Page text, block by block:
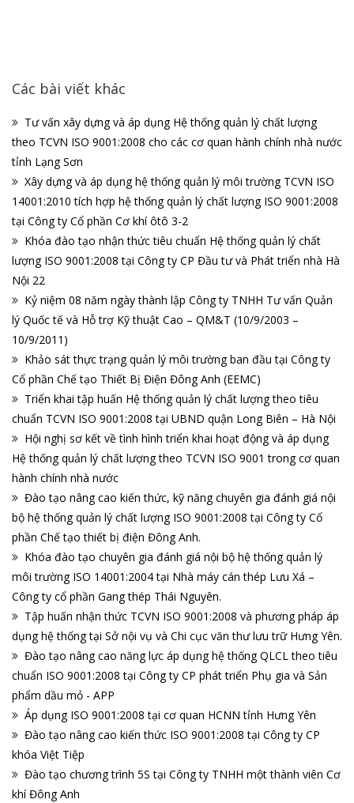
Các bài viết khác
Tư vấn xây dựng và áp dụng Hệ thống quản lý chất lượng
theo TCVN ISO 9001:2008 cho các cơ quan hành chính nhà nước
tỉnh Lạng Sơn
Xây dựng và áp dụng hệ thống quản lý môi trường TCVN ISO
14001:2010 tích hợp hệ thống quản lý chất lượng ISO 9001:2008
tại Công ty Cổ phần Cơ khí ôtô 3-2
Khóa đào tạo nhận thức tiêu chuẩn Hệ thống quản lý chất
lượng ISO 9001:2008 tại Công ty CP Đầu tư và Phát triển nhà Hà
Nội 22
Kỷ niệm 08 năm ngày thành lập Công ty TNHH Tư vấn Quản
lý Quốc tế và Hỗ trợ Kỹ thuật Cao – QM&T (10/9/2003 –
10/9/2011)
Khảo sát thực trạng quản lý môi trường ban đầu tại Công ty
Cổ phần Chế tạo Thiết Bị Điện Đông Anh (EEMC)
Triển khai tập huấn Hệ thống quản lý chất lượng theo tiêu
chuẩn TCVN ISO 9001:2008 tại UBND quận Long Biên – Hà Nội
Hội nghị sơ kết về tình hình triển khai hoạt động và áp dụng
Hệ thống quản lý chất lượng theo TCVN ISO 9001 trong cơ quan
hành chính nhà nước
Đào tạo nâng cao kiến thức, kỹ năng chuyên gia đánh giá nội
bộ hệ thống quản lý chất lượng ISO 9001:2008 tại Công ty Cổ
phần Chế tạo thiết bị điện Đông Anh.
Khóa đào tạo chuyên gia đánh giá nội bộ hệ thống quản lý
môi trường ISO 14001:2004 tại Nhà máy cán thép Lưu Xá –
Công ty cổ phần Gang thép Thái Nguyên.
Tập huấn nhận thức TCVN ISO 9001:2008 và phương pháp áp
dụng hệ thống tại Sở nội vụ và Chi cục văn thư lưu trữ Hưng Yên.
Đào tạo nâng cao năng lực áp dụng hệ thống QLCL theo tiêu
chuẩn ISO 9001:2008 tại Công ty CP phát triển Phụ gia và Sản
phẩm dầu mỏ - APP
Áp dụng ISO 9001:2008 tại cơ quan HCNN tỉnh Hưng Yên
Đào tạo nâng cao kiến thức ISO 9001:2008 tại Công ty CP
khóa Việt Tiệp
Đào tạo chương trình 5S tại Công ty TNHH một thành viên Cơ
khí Đông Anh